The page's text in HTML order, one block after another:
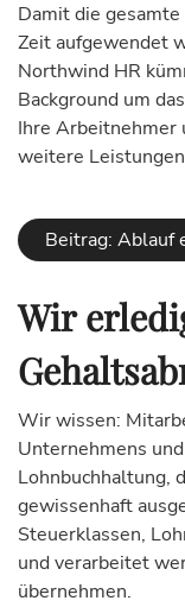
Damit die
Zeit aufgewendet
Northwind HR
Background um
Ihre Arbeitnehmer
weitere
Beitrag: Ablauf
Wir
Wir wissen:
Unternehmens
Lohnbuchhaltung,
gewissenhaft
Steuerklassen,
und verarbeitet
übernehmen.